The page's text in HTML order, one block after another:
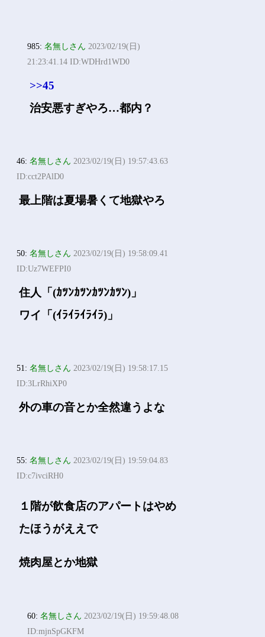
985:名無しさん 2023/02/19(日)
21:23:41.14 ID:WDHrd1WD0
>>45
治安悪すぎやろ…都内？
46:名無しさん 2023/02/19(日) 19:57:43.63
ID:cct2PAlD0
最上階は夏場暑くて地獄やろ
50:名無しさん 2023/02/19(日) 19:58:09.41
ID:Uz7WEFPI0
住人「(ｶﾂﾝｶﾂﾝｶﾂﾝｶﾂﾝ)」
ワイ「(ｲﾗｲﾗｲﾗｲﾗ)」
51:名無しさん 2023/02/19(日) 19:58:17.15
ID:3LrRhiXP0
外の車の音とか全然違うよな
55:名無しさん 2023/02/19(日) 19:59:04.83
ID:c7ivciRH0
１階が飲食店のアパートはやめ
たほうがええで
焼肉屋とか地獄
60:名無しさん 2023/02/19(日) 19:59:48.08
ID:mjnSpGKFM